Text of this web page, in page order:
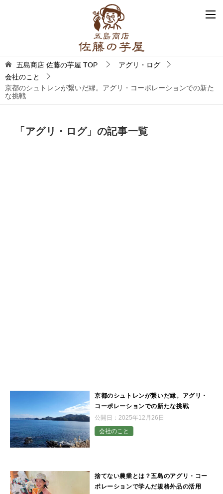
五島商店 佐藤の芋屋 TOP
アグリ・ログ
会社のこと
京都のシュトレンが繋いだ縁。アグリ・コーポレーションでの新た
な挑戦
「アグリ・ログ」の記事一覧
京都のシュトレンが繋いだ縁。アグリ・
コーポレーションでの新たな挑戦
公開日： 2025年12月26日
会社のこと
捨てない農業とは？五島のアグリ・コー
ポレーションで学んだ規格外品の活用